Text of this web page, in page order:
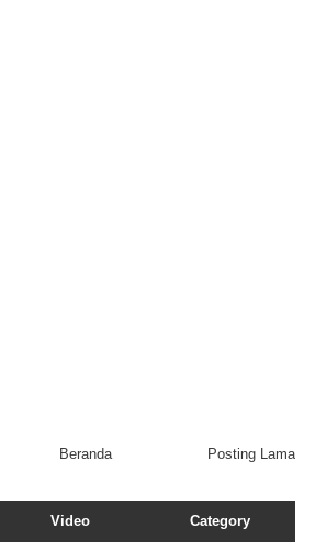
Posting Lama
Beranda
Video Category